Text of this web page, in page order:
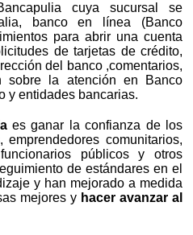
cuya sucursal se
banco en línea (Banco
para abrir una cuenta
de tarjetas de crédito,
del banco ,comentarios,
sobre la atención en Banco
y entidades bancarias.
es ganar la confianza de los
comunitarios,
públicos y otros
de estándares en el
y han mejorado a medida
mejores y hacer avanzar al